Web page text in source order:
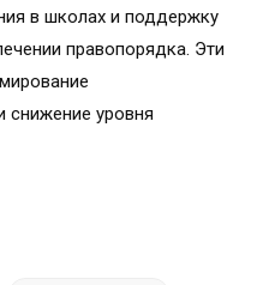
в школах и поддержку
правопорядка. Эти
снижение уровня